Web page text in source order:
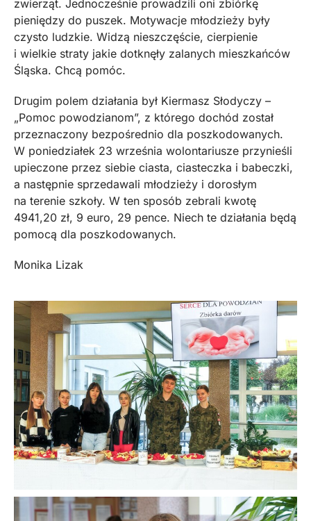
zwierząt. Jednocześnie prowadzili oni zbiórkę
pieniędzy do puszek. Motywacje młodzieży były
czysto ludzkie. Widzą nieszczęście, cierpienie
i wielkie straty jakie dotknęły zalanych mieszkańców
Śląska. Chcą pomóc.
Drugim polem działania był Kiermasz Słodyczy –
„Pomoc powodzianom”, z którego dochód został
przeznaczony bezpośrednio dla poszkodowanych.
W poniedziałek 23 września wolontariusze przynieśli
upieczone przez siebie ciasta, ciasteczka i babeczki,
a następnie sprzedawali młodzieży i dorosłym
na terenie szkoły. W ten sposób zebrali kwotę
4941,20 zł, 9 euro, 29 pence. Niech te działania będą
pomocą dla poszkodowanych.
Monika Lizak